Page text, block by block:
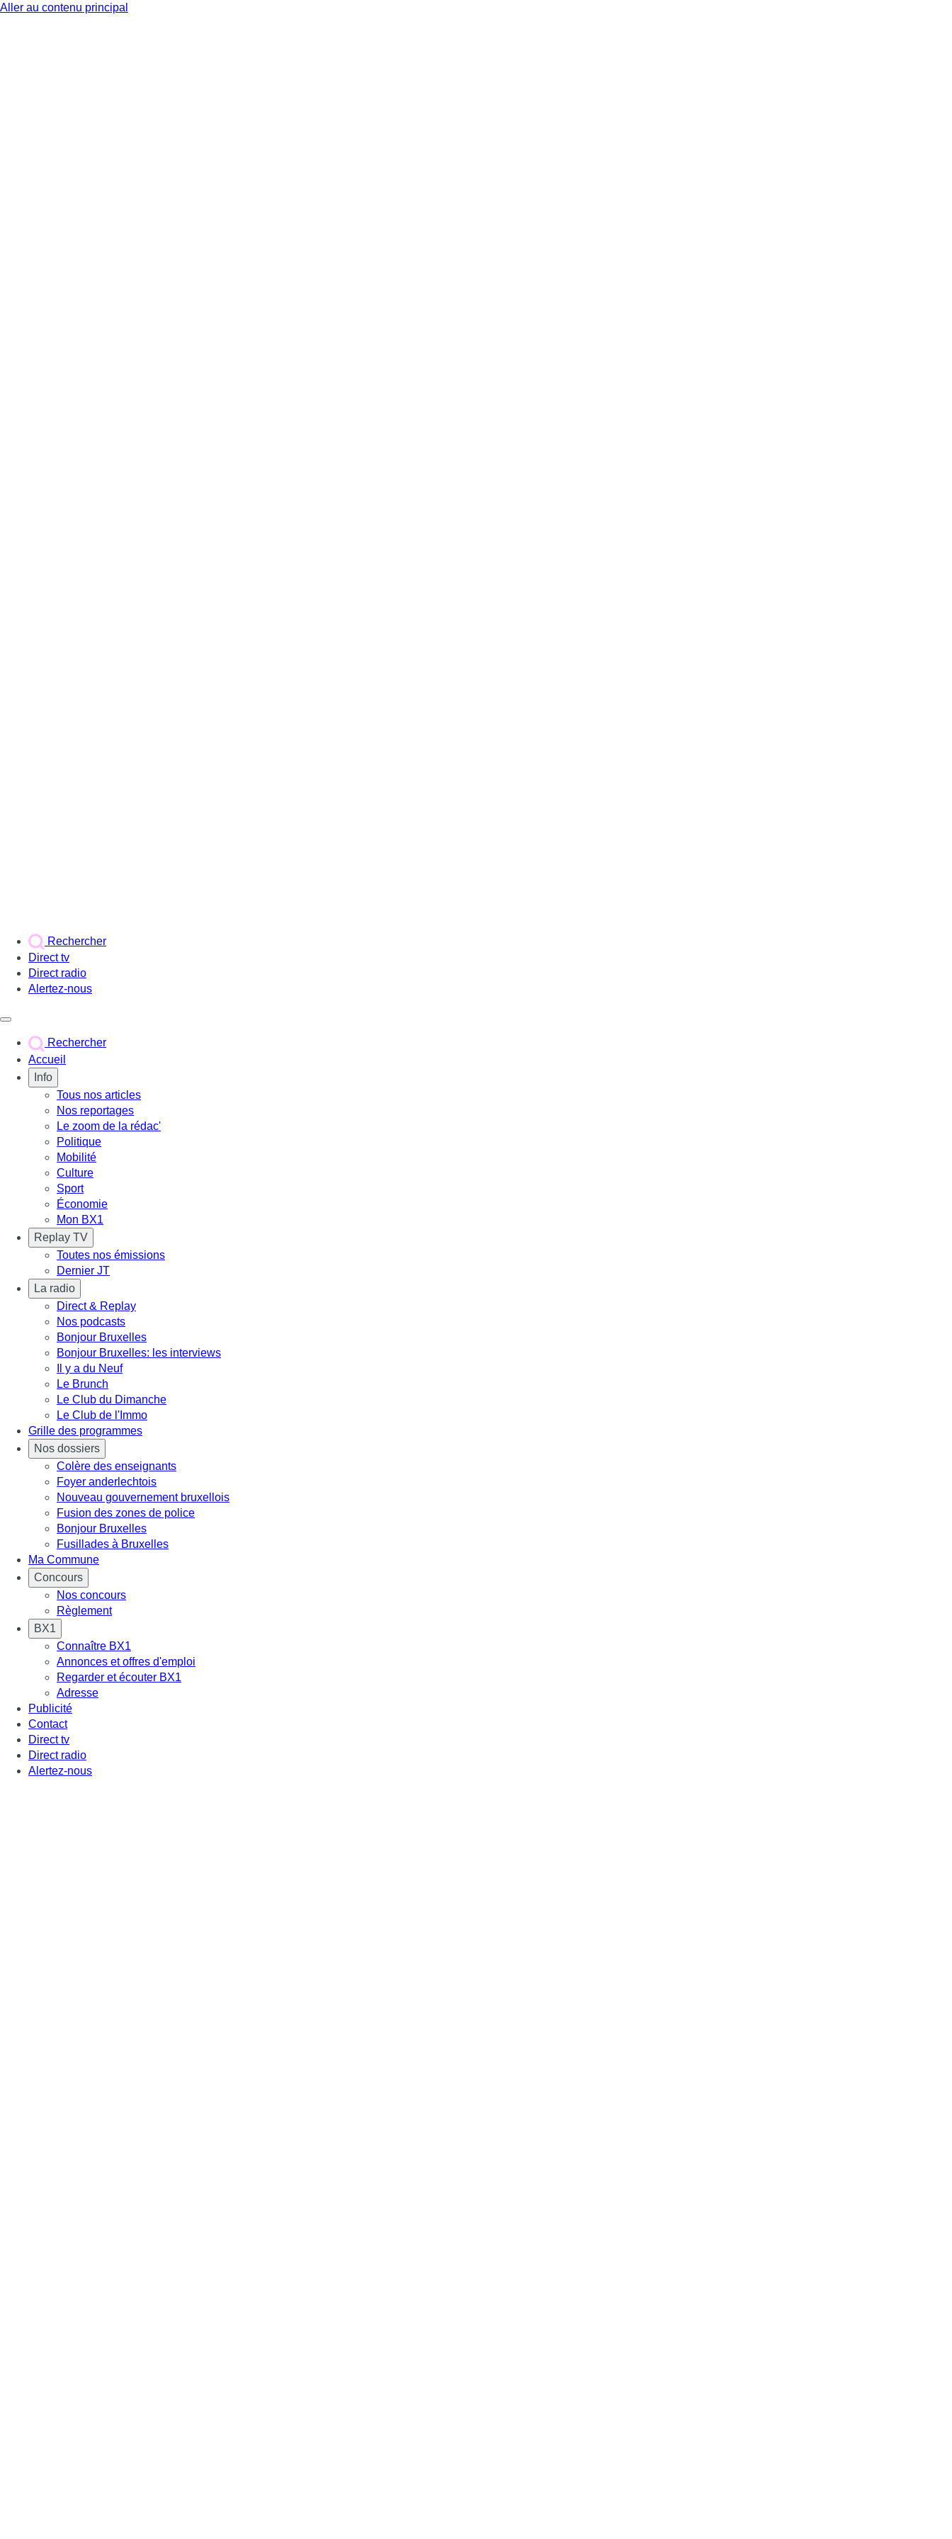
Aller au contenu principal
Rechercher
Direct tv
Direct radio
Alertez-nous
Rechercher
Accueil
Info
Tous nos articles
Nos reportages
Le zoom de la rédac'
Politique
Mobilité
Culture
Sport
Économie
Mon BX1
Replay TV
Toutes nos émissions
Dernier JT
La radio
Direct & Replay
Nos podcasts
Bonjour Bruxelles
Bonjour Bruxelles: les interviews
Il y a du Neuf
Le Brunch
Le Club du Dimanche
Le Club de l'Immo
Grille des programmes
Nos dossiers
Colère des enseignants
Foyer anderlechtois
Nouveau gouvernement bruxellois
Fusion des zones de police
Bonjour Bruxelles
Fusillades à Bruxelles
Ma Commune
Concours
Nos concours
Règlement
BX1
Connaître BX1
Annonces et offres d'emploi
Regarder et écouter BX1
Adresse
Publicité
Contact
Direct tv
Direct radio
Alertez-nous